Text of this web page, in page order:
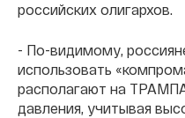
российских олигархов.
- По-видимому,
использовать
располагают на
давления, учитывая